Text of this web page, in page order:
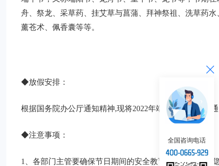
舟、祭龙、采草药、挂艾草与菖蒲、拜神祭祖、洗草药
薰苍术、佩香囊等等。
◆放假安排：
根据国务院办公厅通知精神,现将2022年端午节放假安排
◆注意事项：
1、各部门主管要确保节日期间的安全教育，加强对安全
全国咨询电话